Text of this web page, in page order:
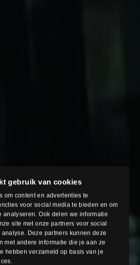
gebruik van cookies
om content en advertenties te
voor social media te bieden en om
analyseren. Ook delen we informatie
site met onze partners voor social
Deze partners kunnen deze
met andere informatie die je aan ze
hebben verzameld op basis van je